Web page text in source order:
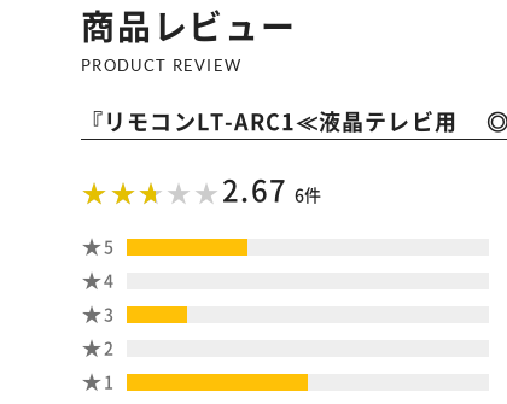
商品レビュー
PRODUCT REVIEW
『リモコンLT-ARC1≪液晶テレビ用
2.67 6件
5
4
3
2
1